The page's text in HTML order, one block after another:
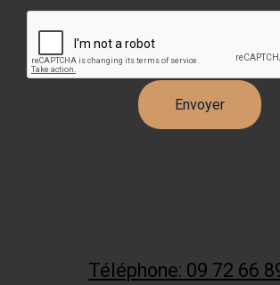
Téléphone: 09 72 66